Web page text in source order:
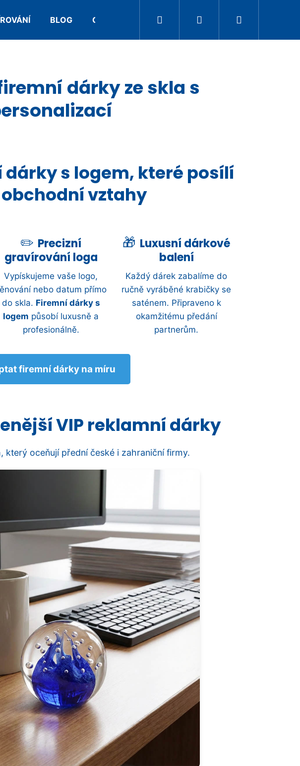
BLOG OBCHODY O NÁKUPU KONTAKT
Hledat PřihlášeníNákupní
dárky ze skla s
s logem, které posílí
vztahy
Precizní
gravírování loga
Vypískujeme vaše logo,
nebo datum přímo
do skla. Firemní dárky s
logem působí luxusně a
profesionálně.
Luxusní dárkové
balení
Každý dárek zabalíme do
ručně vyráběné krabičky se
saténem. Připraveno k
okamžitému předání
partnerům.
firemní dárky na míru
VIP reklamní dárky
který oceňují přední české i zahraniční firmy.
HLEDAT